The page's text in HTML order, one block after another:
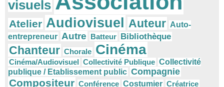
visuels
Atelier Audiovisuel Auteur Auto-
entrepreneur Autre Batteur Bibliothèque
Chanteur Chorale Cinéma
Cinéma/Audiovisuel Collectivité Publique Collectivité
publique / Etablissement public Compagnie
Compositeur Conférence Costumier Créatrice